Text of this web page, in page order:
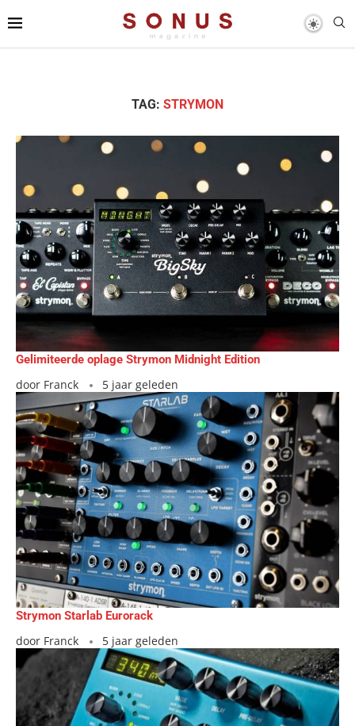
TAG: STRYMON
Gelimiteerde oplage Strymon Midnight Edition
door Franck 5 jaar geleden
Strymon Starlab Eurorack
door Franck 5 jaar geleden